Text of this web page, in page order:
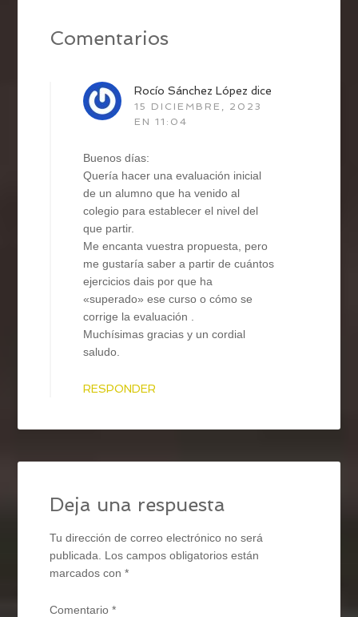
Comentarios
Rocío Sánchez López dice
15 DICIEMBRE, 2023
EN 11:04
Buenos días:
Quería hacer una evaluación inicial
de un alumno que ha venido al
colegio para establecer el nivel del
que partir.
Me encanta vuestra propuesta, pero
me gustaría saber a partir de cuántos
ejercicios dais por que ha
«superado» ese curso o cómo se
corrige la evaluación .
Muchísimas gracias y un cordial
saludo.
RESPONDER
Deja una respuesta
Tu dirección de correo electrónico no será
publicada.
Los campos obligatorios están
marcados con*
Comentario*